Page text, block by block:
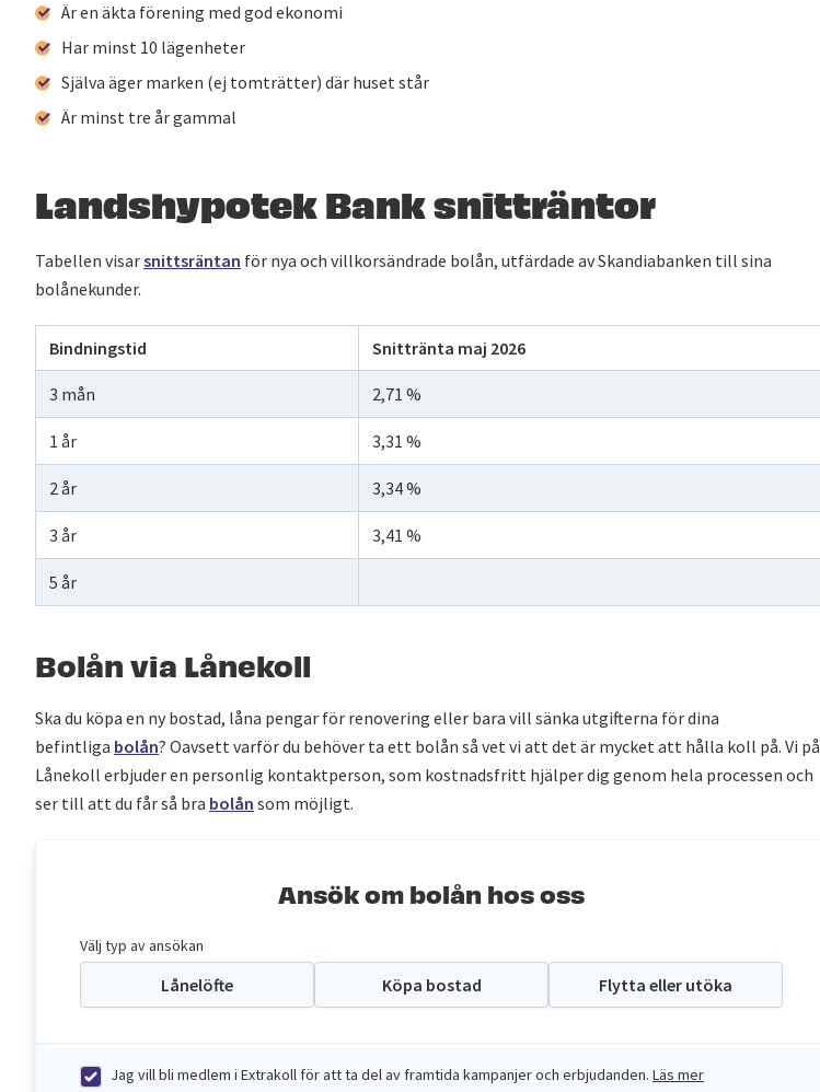
Är en äkta förening med god ekonomi
Har minst 10 lägenheter
Själva äger marken (ej tomträtter) där huset står
Är minst tre år gammal
Landshypotek Bank snitträntor
Tabellen visarsnittsräntan för nya och villkorsändrade bolån, utfärdade av Skandiabanken till sina
bolånekunder.
Bindningstid Snittränta maj 2026
3 mån 2,71 %
1 år 3,31 %
2 år 3,34 %
3 år 3,41 %
5 år
Bolån via Lånekoll
Ska du köpa en ny bostad, låna pengar för renovering eller bara vill sänka utgifterna för dina
befintliga bolån? Oavsett varför du behöver ta ett bolån så vet vi att det är mycket att hålla koll på. Vi på
Lånekoll erbjuder en personlig kontaktperson, som kostnadsfritt hjälper dig genom hela processen och
ser till att du får så bra bolån som möjligt.
Ansök om bolån hos oss
Välj typ av ansökan
Lånelöfte Köpa bostad Flytta eller utöka
Jag vill bli medlem i Extrakoll för att ta del av framtida kampanjer och erbjudanden. Läs mer